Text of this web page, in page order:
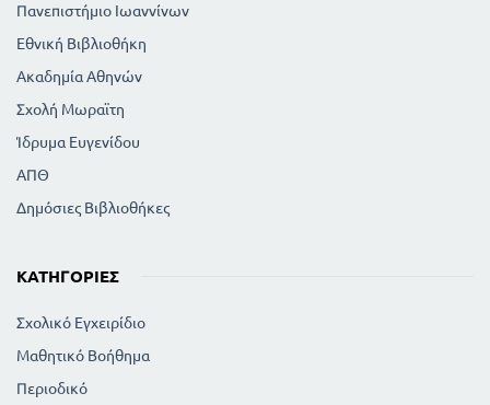
Πανεπιστήμιο Ιωαννίνων
Εθνική Βιβλιοθήκη
Ακαδημία Αθηνών
Σχολή Μωραϊτη
Ίδρυμα Ευγενίδου
ΑΠΘ
Δημόσιες Βιβλιοθήκες
ΚΑΤΗΓΟΡΊΕΣ
Σχολικό Εγχειρίδιο
Μαθητικό Βοήθημα
Περιοδικό